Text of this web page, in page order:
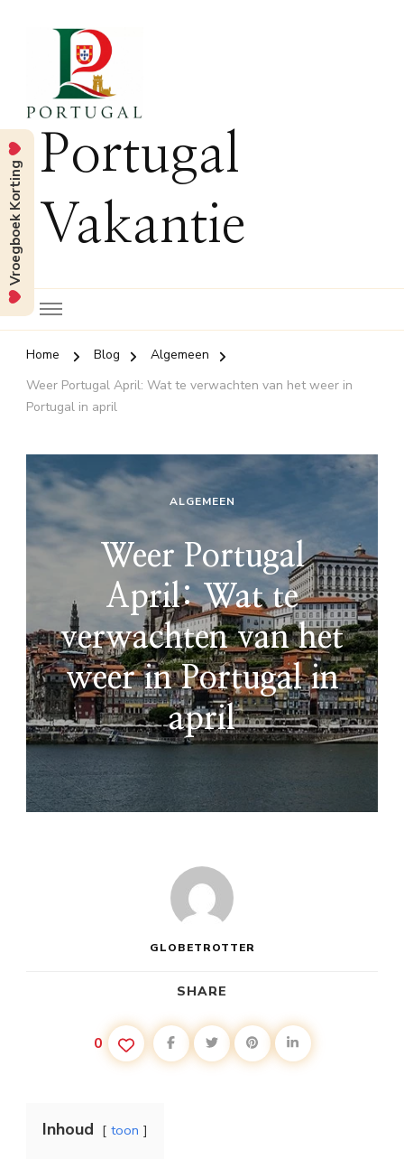
Portugal
Vakantie
Home Blog
Algemeen
Weer Portugal April: Wat te verwachten van het weer in
Portugal in april
ALGEMEEN
Weer Portugal
April: Wat te
verwachten van het
weer in Portugal in
april
GLOBETROTTER
SHARE
0
Inhoud toon
Vroegboek Korting